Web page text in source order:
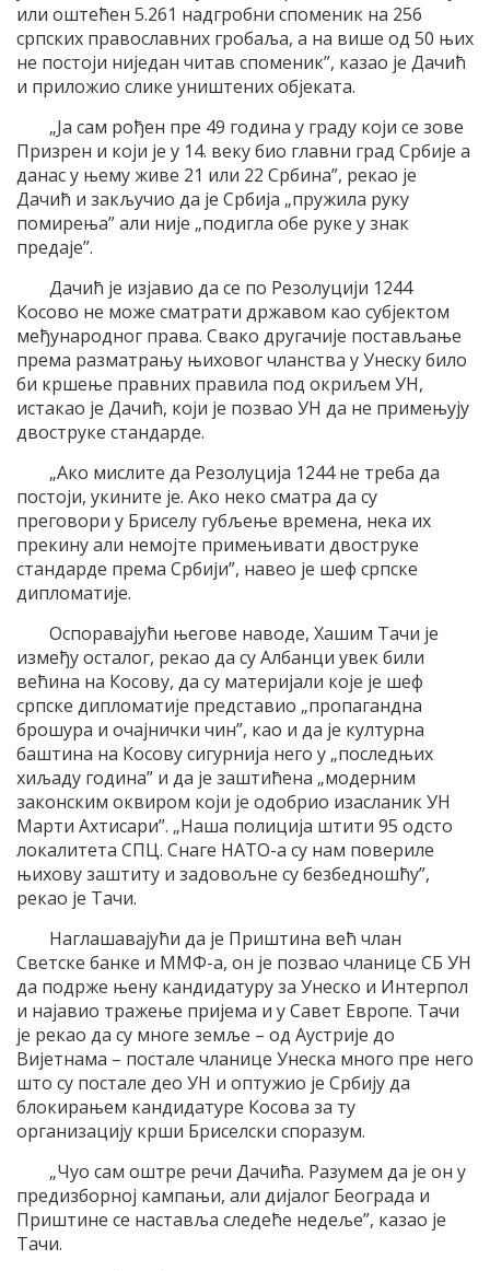
или оштећен 5.261 надгробни споменик на 256
српских православних гробаља, а на више од 50 њих
не постоји ниједан читав споменик”, казао је Дачић
и приложио слике уништених објеката.
„Ја сам рођен пре 49 година у граду који се зове
Призрен и који је у 14. веку био главни град Србије а
данас у њему живе 21 или 22 Србина”, рекао је
Дачић и закључио да је Србија „пружила руку
помирења” али није „подигла обе руке у знак
предаје”.
Дачић је изјавио да се по Резолуцији 1244
Косово не може сматрати државом као субјектом
међународног права. Свако другачије постављање
према разматрању њиховог чланства у Унеску било
би кршење правних правила под окриљем УН,
истакао је Дачић, који је позвао УН да не примењују
двоструке стандарде.
„Ако мислите да Резолуција 1244 не треба да
постоји, укините је. Ако неко сматра да су
преговори у Бриселу губљење времена, нека их
прекину али немојте примењивати двоструке
стандарде према Србији”, навео је шеф српске
дипломатије.
Оспоравајући његове наводе, Хашим Тачи је
између осталог, рекао да су Албанци увек били
већина на Косову, да су материјали које је шеф
српске дипломатије представио „пропагандна
брошура и очајнички чин”, као и да је културна
баштина на Косову сигурнија него у „последњих
хиљаду година” и да је заштићена „модерним
законским оквиром који је одобрио изасланик УН
Марти Ахтисари”. „Наша полиција штити 95 одсто
локалитета СПЦ. Снаге НАТО-а су нам повериле
њихову заштиту и задовољне су безбедношћу”,
рекао је Тачи.
Наглашавајући да је Приштина већ члан
Светске банке и ММФ-а, он је позвао чланице СБ УН
да подрже њену кандидатуру за Унеско и Интерпол
и најавио тражење пријема и у Савет Европе. Тачи
је рекао да су многе земље – од Аустрије до
Вијетнама – постале чланице Унеска много пре него
што су постале део УН и оптужио је Србију да
блокирањем кандидатуре Косова за ту
организацију крши Бриселски споразум.
„Чуо сам оштре речи Дачића. Разумем да је он у
предизборној кампањи, али дијалог Београда и
Приштине се наставља следеће недеље”, казао је
Тачи.